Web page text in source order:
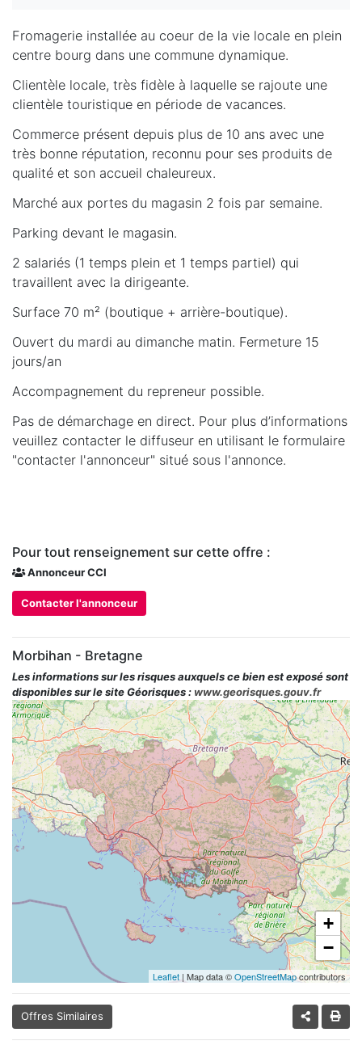
Fromagerie installée au coeur de la vie locale en plein
centre bourg dans une commune dynamique.
Clientèle locale, très fidèle à laquelle se rajoute une
clientèle touristique en période de vacances.
Commerce présent depuis plus de 10 ans avec une
très bonne réputation, reconnu pour ses produits de
qualité et son accueil chaleureux.
Marché aux portes du magasin 2 fois par semaine.
Parking devant le magasin.
2 salariés (1 temps plein et 1 temps partiel) qui
travaillent avec la dirigeante.
Surface 70 m² (boutique + arrière-boutique).
Ouvert du mardi au dimanche matin. Fermeture 15
jours/an
Accompagnement du repreneur possible.
Pas de démarchage en direct. Pour plus d’informations
veuillez contacter le diffuseur en utilisant le formulaire
"contacter l'annonceur" situé sous l'annonce.
Pour tout renseignement sur cette offre :
Annonceur CCI
Contacter l'annonceur
Morbihan - Bretagne
Les informations sur les risques auxquels ce bien est exposé sont
disponibles sur le site Géorisques : www.georisques.gouv.fr
+
−
Leaflet | Map data ©OpenStreetMapcontributors
Offres Similaires